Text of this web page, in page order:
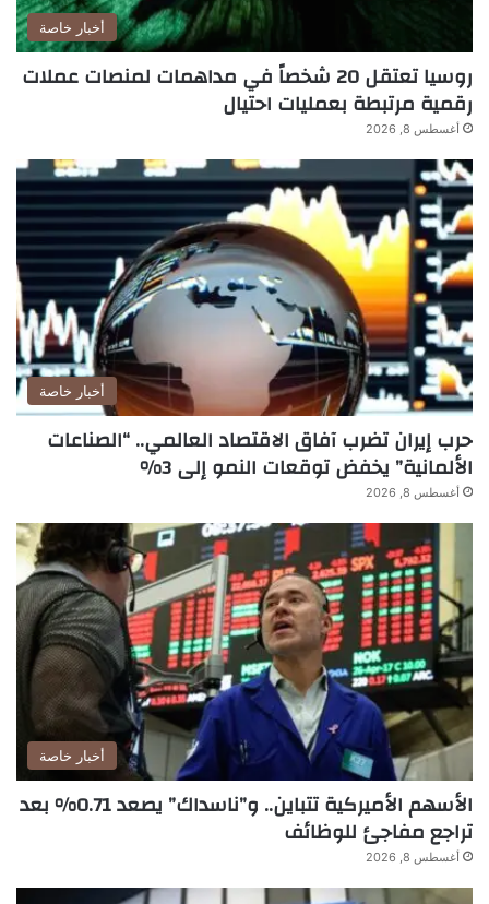
أخبار خاصة
روسيا تعتقل 20 شخصاً في مداهمات لمنصات عملات
رقمية مرتبطة بعمليات احتيال
أغسطس 8, 2026
أخبار خاصة
حرب إيران تضرب آفاق الاقتصاد العالمي.. “الصناعات
الألمانية” يخفض توقعات النمو إلى 3%
أغسطس 8, 2026
أخبار خاصة
الأسهم الأميركية تتباين.. و”ناسداك” يصعد 0.71% بعد
تراجع مفاجئ للوظائف
أغسطس 8, 2026